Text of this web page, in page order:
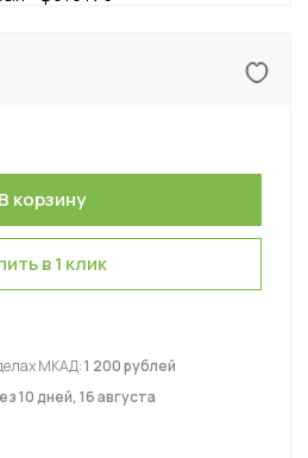
в 1 клик
МКАД:1 200 рублей
10 дней, 16 августа